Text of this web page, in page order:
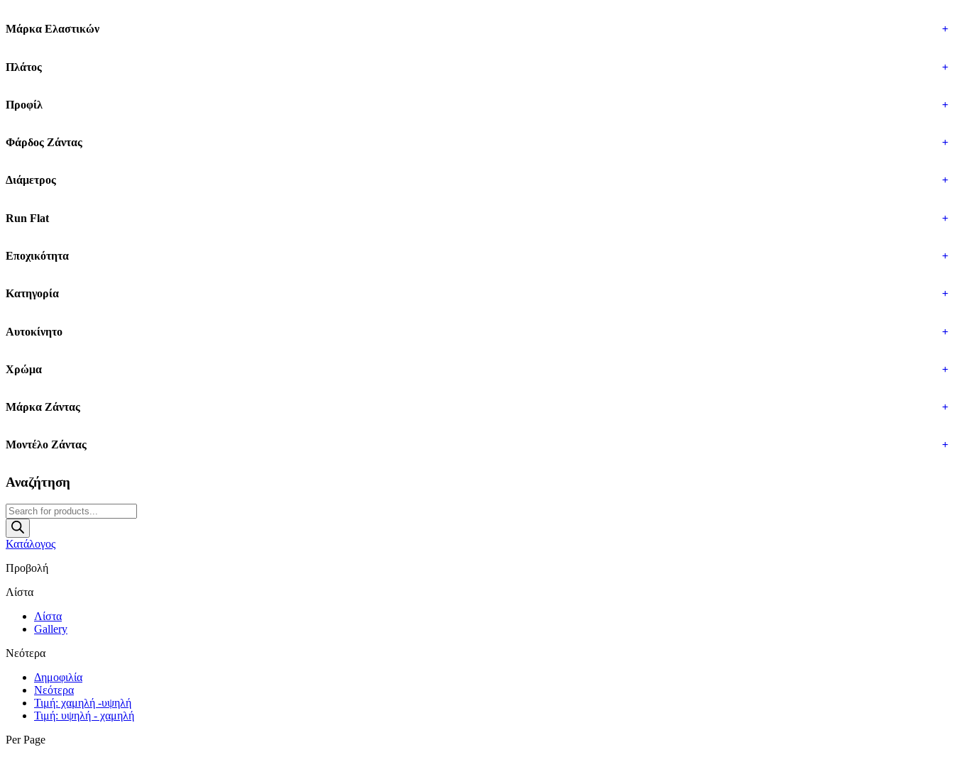
Μάρκα Ελαστικών +
Πλάτος +
Προφίλ +
Φάρδος Ζάντας +
Διάμετρος +
Run Flat +
Εποχικότητα +
Κατηγορία +
Αυτοκίνητο +
Χρώμα +
Μάρκα Ζάντας +
Μοντέλο Ζάντας +
Αναζήτηση
Products
search
Κατάλογος
Προβολή
Λίστα
Λίστα
Gallery
Νεότερα
Δημοφιλία
Νεότερα
Τιμή: χαμηλή -υψηλή
Τιμή: υψηλή - χαμηλή
Per Page